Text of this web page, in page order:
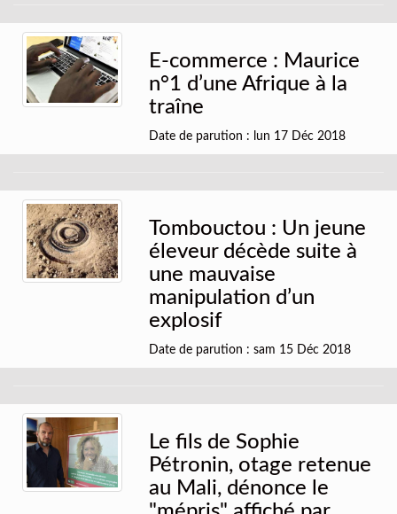
E-commerce : Maurice
n°1 d’une Afrique à la
traîne
Date de parution : lun 17 Déc 2018
Tombouctou : Un jeune
éleveur décède suite à
une mauvaise
manipulation d’un
explosif
Date de parution : sam 15 Déc 2018
Le fils de Sophie
Pétronin, otage retenue
au Mali, dénonce le